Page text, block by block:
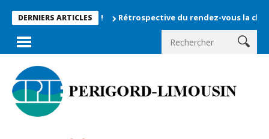
DERNIERS ARTICLESRétrospective du rendez-vous la chevêche